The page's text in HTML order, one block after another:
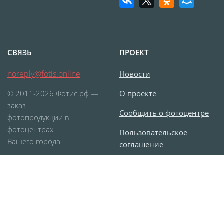
СВЯЗЬ
noreply@fotis.online
© 2011-2026 Фотис.рф —
заказ
фотопродукции в
фотоцентрах
Вашего города
ПРОЕКТ
Новости
О проекте
Сообщить о фотоцентре
Пользовательское
соглашение